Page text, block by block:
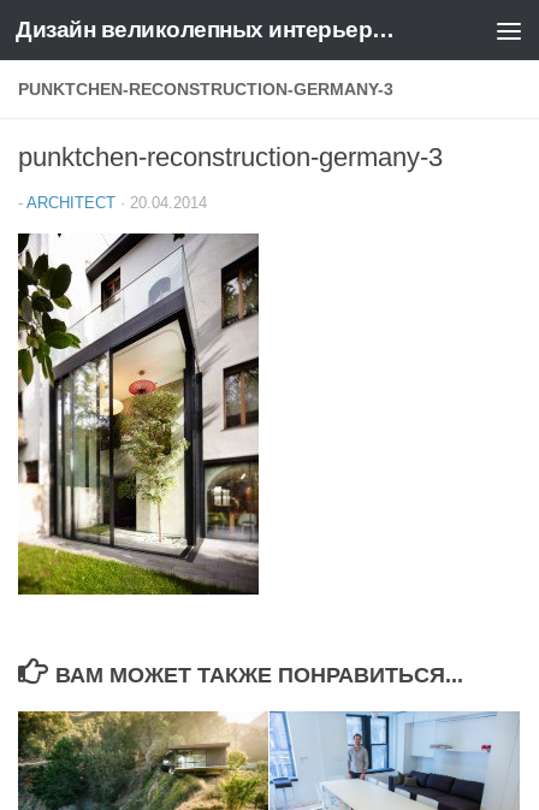
Перейти к содержимому Дизайн великолепных интерьеров квартир и домов
PUNKTCHEN-RECONSTRUCTION-GERMANY-3
punktchen-reconstruction-germany-3
- ARCHITECT · 20.04.2014
ВАМ МОЖЕТ ТАКЖЕ ПОНРАВИТЬСЯ...